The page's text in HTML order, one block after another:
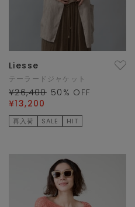
Liesse
テーラードジャケット
¥26,400 50 % OFF
¥13,200
再入荷 SALE HIT